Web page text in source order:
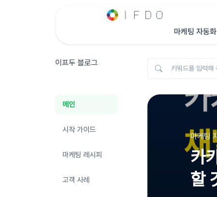
마케팅 자동화
이프두 블로그
마케팅
카
할
메인
시작 가이드
마케팅 레시피
고객 사례